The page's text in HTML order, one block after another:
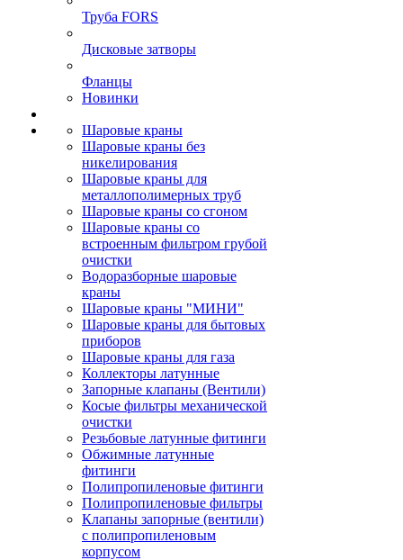
Труба FORS
Дисковые затворы
Фланцы
Новинки
Шаровые краны
Шаровые краны без
никелирования
Шаровые краны для
металлополимерных труб
Шаровые краны со сгоном
Шаровые краны со
встроенным фильтром грубой
очистки
Водоразборные шаровые
краны
Шаровые краны "МИНИ"
Шаровые краны для бытовых
приборов
Шаровые краны для газа
Коллекторы латунные
Запорные клапаны (Вентили)
Косые фильтры механической
очистки
Резьбовые латунные фитинги
Обжимные латунные
фитинги
Полипропиленовые фитинги
Полипропиленовые фильтры
Клапаны запорные (вентили)
с полипропиленовым
корпусом